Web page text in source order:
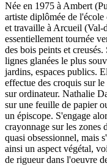
Née en 1975 à Ambert
artiste diplômée de
et travaille à Arcueil (Val-
essentiellement tournée
des bois peints et
lignes glanées le plus
jardins, espaces publics.
effectue des croquis sur
sur ordinateur. Nathalie
sur une feuille de papier
un épiscope. S'engage
crayonnage sur les zones
quasi obsessionnel, mais
ainsi un aspect végétal,
de rigueur dans l'oeuvre